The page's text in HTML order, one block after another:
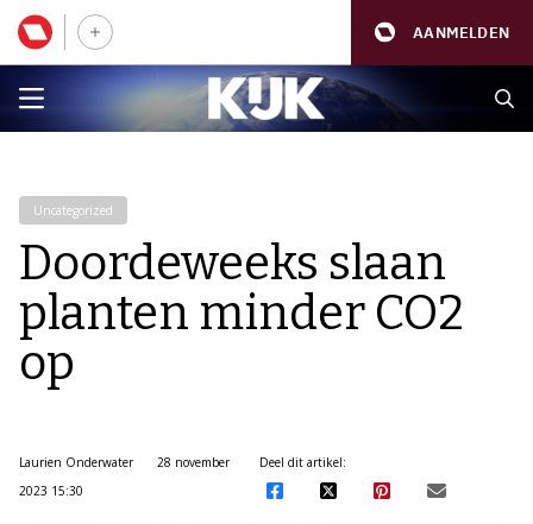
AANMELDEN
Uncategorized
Doordeweeks slaan
planten minder CO2
op
Laurien Onderwater
28 november
2023 15:30
Deel dit artikel: